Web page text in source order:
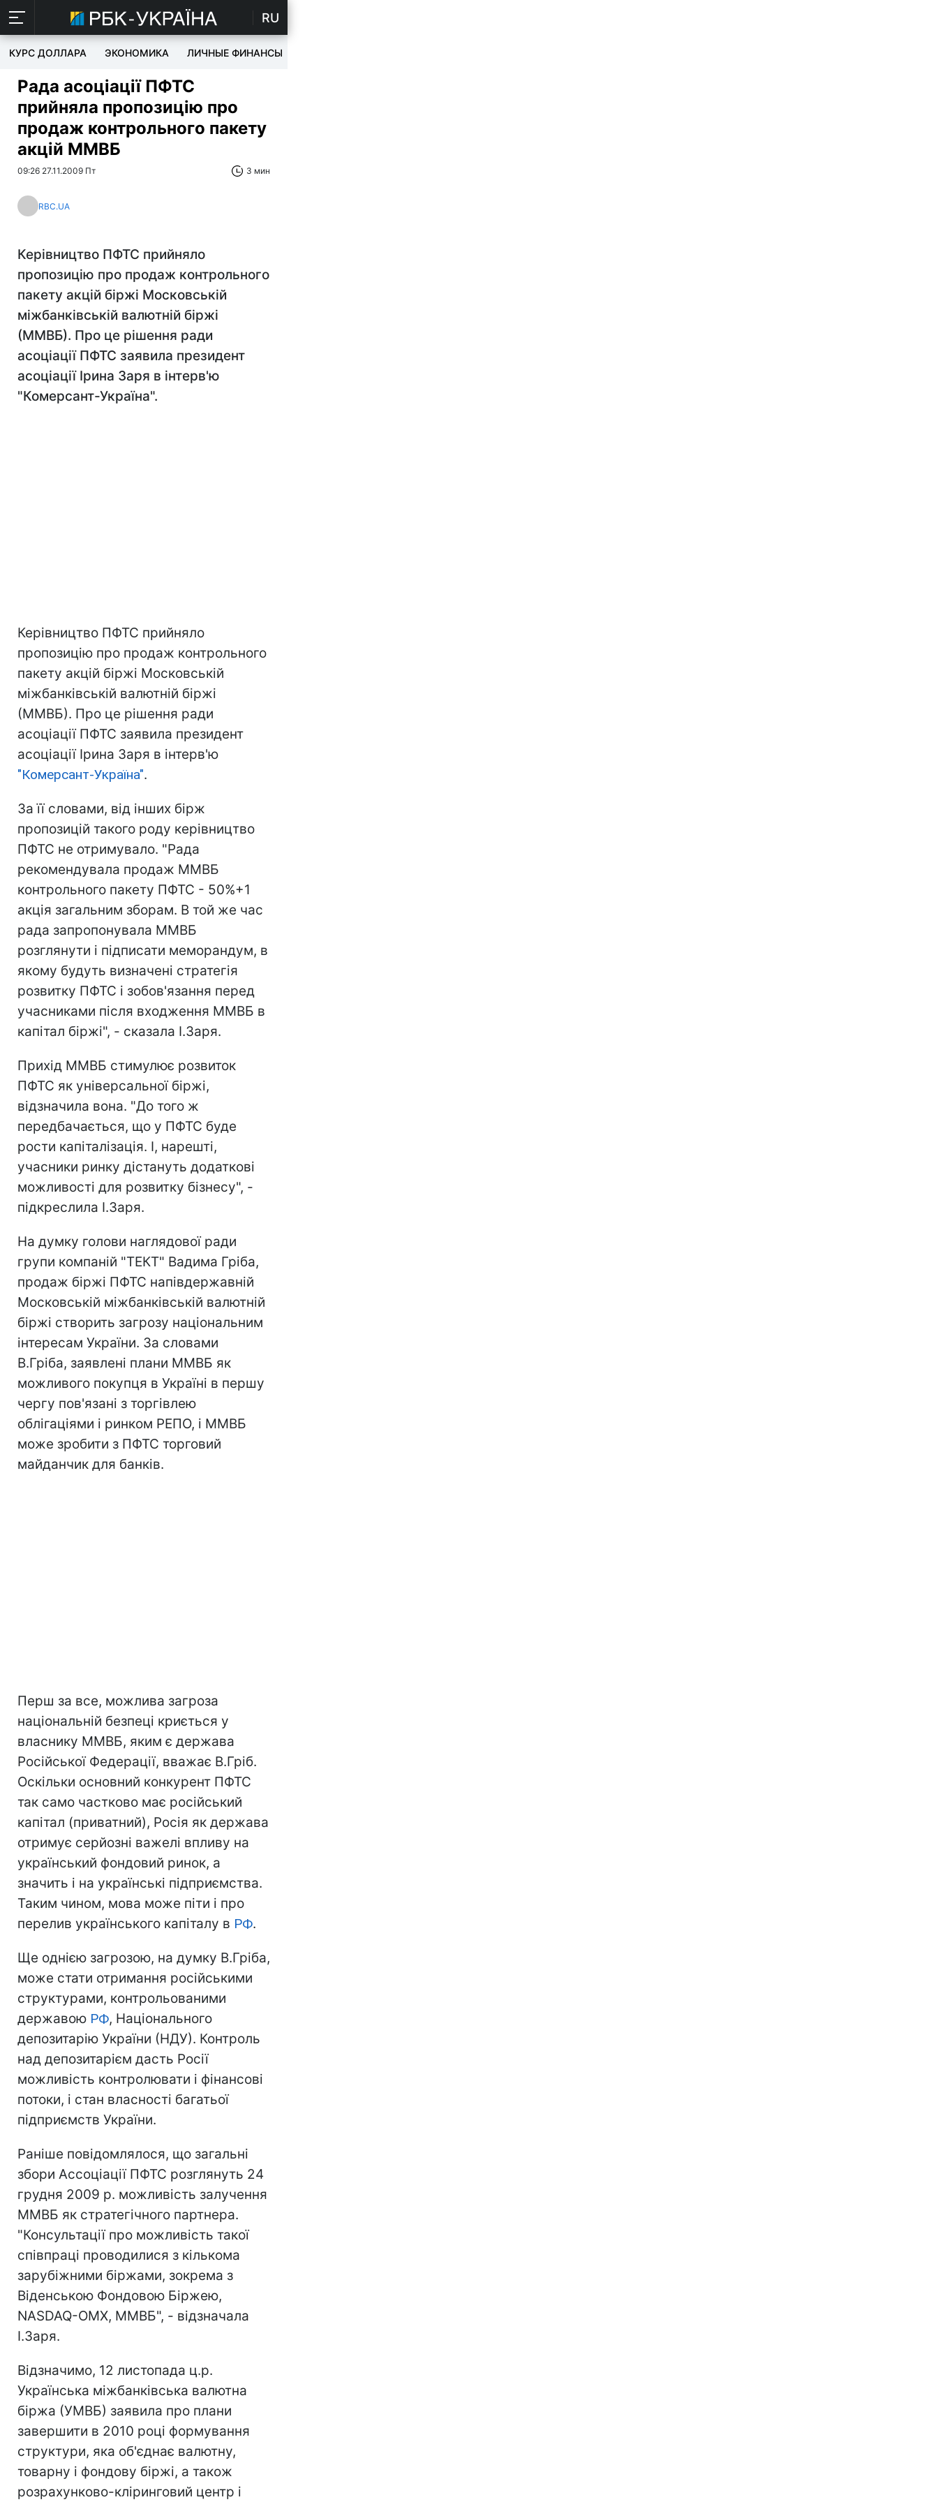
RU
КУРС ДОЛЛАРА ЭКОНОМИКА ЛИЧНЫЕ ФИНАНСЫ
Рада асоціації ПФТС
прийняла пропозицію про
продаж контрольного пакету
акцій ММВБ
09:26 27.11.2009 Пт 3 мин
RBC.UA
Керівництво ПФТС прийняло
пропозицію про продаж контрольного
пакету акцій біржі Московській
міжбанківській валютній біржі
(ММВБ). Про це рішення ради
асоціації ПФТС заявила президент
асоціації Ірина Заря в інтерв'ю
"Комерсант-Україна".
Керівництво ПФТС прийняло
пропозицію про продаж контрольного
пакету акцій біржі Московській
міжбанківській валютній біржі
(ММВБ). Про це рішення ради
асоціації ПФТС заявила президент
асоціації Ірина Заря в інтерв'ю
"Комерсант-Україна".
За її словами, від інших бірж
пропозицій такого роду керівництво
ПФТС не отримувало. "Рада
рекомендувала продаж ММВБ
контрольного пакету ПФТС - 50%+1
акція загальним зборам. В той же час
рада запропонувала ММВБ
розглянути і підписати меморандум, в
якому будуть визначені стратегія
розвитку ПФТС і зобов'язання перед
учасниками після входження ММВБ в
капітал біржі", - сказала І.Заря.
Прихід ММВБ стимулює розвиток
ПФТС як універсальної біржі,
відзначила вона. "До того ж
передбачається, що у ПФТС буде
рости капіталізація. І, нарешті,
учасники ринку дістануть додаткові
можливості для розвитку бізнесу", -
підкреслила І.Заря.
На думку голови наглядової ради
групи компаній "ТЕКТ" Вадима Гріба,
продаж біржі ПФТС напівдержавній
Московській міжбанківській валютній
біржі створить загрозу національним
інтересам України. За словами
В.Гріба, заявлені плани ММВБ як
можливого покупця в Україні в першу
чергу пов'язані з торгівлею
облігаціями і ринком РЕПО, і ММВБ
може зробити з ПФТС торговий
майданчик для банків.
Перш за все, можлива загроза
національній безпеці криється у
власнику ММВБ, яким є держава
Російської Федерації, вважає В.Гріб.
Оскільки основний конкурент ПФТС
так само частково має російський
капітал (приватний), Росія як держава
отримує серйозні важелі впливу на
український фондовий ринок, а
значить і на українські підприємства.
Таким чином, мова може піти і про
перелив українського капіталу в РФ.
Ще однією загрозою, на думку В.Гріба,
може стати отримання російськими
структурами, контрольованими
державою РФ, Національного
депозитарію України (НДУ). Контроль
над депозитарієм дасть Росії
можливість контролювати і фінансові
потоки, і стан власності багатьої
підприємств України.
Раніше повідомлялося, що загальні
збори Ассоціації ПФТС розглянуть 24
грудня 2009 р. можливість залучення
ММВБ як стратегічного партнера.
"Консультації про можливість такої
співпраці проводилися з кількома
зарубіжними біржами, зокрема з
Віденською Фондовою Біржею,
NASDAQ-OMX, ММВБ", - відзначала
І.Заря.
Відзначимо, 12 листопада ц.р.
Українська міжбанківська валютна
біржа (УМВБ) заявила про плани
завершити в 2010 році формування
структури, яка об'єднає валютну,
товарну і фондову біржі, а також
розрахунково-кліринговий центр і